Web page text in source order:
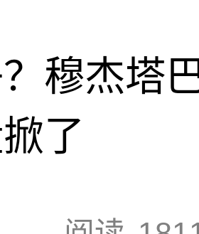
穆杰塔
了